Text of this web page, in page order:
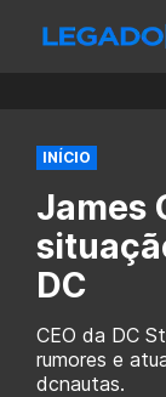
INÍCIO
James
DC
CEO da DC
rumores e
dcnautas.